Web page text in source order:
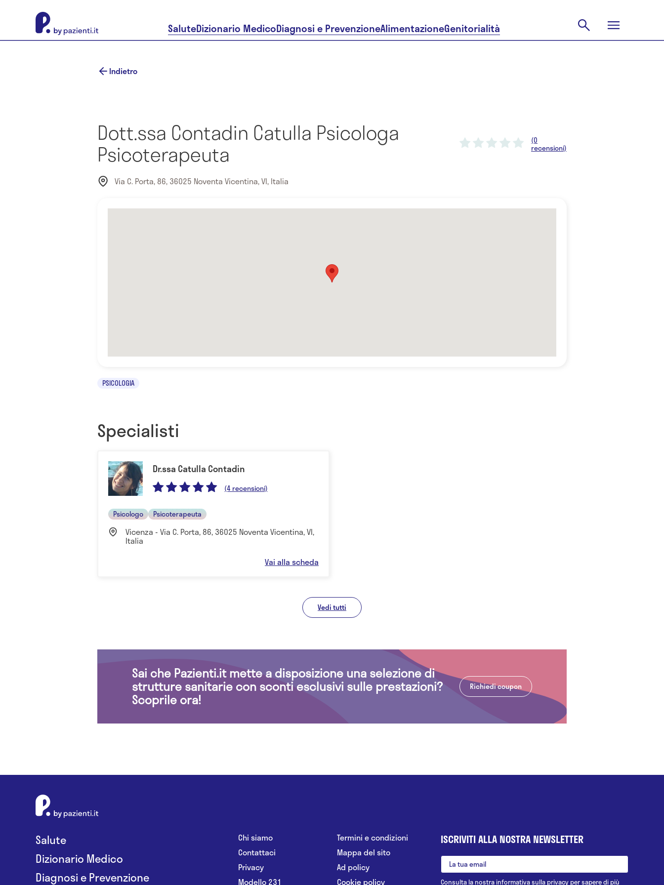
SaluteDizionario MedicoDiagnosi e PrevenzioneAlimentazioneGenitorialità
Indietro
Dott.ssa Contadin Catulla Psicologa
Psicoterapeuta (0
recensioni)
Via C. Porta, 86, 36025 Noventa Vicentina, VI, Italia
PSICOLOGIA
Specialisti
Dr.ssa Catulla Contadin
(4 recensioni)
Psicologo Psicoterapeuta
Vicenza - Via C. Porta, 86, 36025 Noventa Vicentina, VI,
Italia
Vai alla scheda
Vedi tutti
Sai che Pazienti.it mette a disposizione una selezione di
strutture sanitarie con sconti esclusivi sulle prestazioni?
Scoprile ora!
Richiedi coupon
Salute
Dizionario Medico
Diagnosi e Prevenzione
Chi siamo
Contattaci
Privacy
Modello 231
Termini e condizioni
Mappa del sito
Ad policy
Cookie policy
ISCRIVITI ALLA NOSTRA NEWSLETTER
Consulta la nostrainformativa sulla privacy per sapere di più